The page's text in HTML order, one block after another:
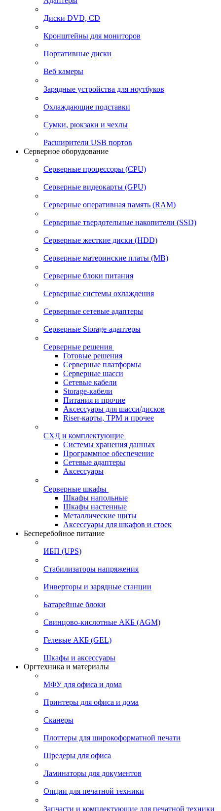
Диски DVD, CD
Кронштейны для мониторов
Портативные диски
Веб камеры
Зарядные устройства для ноутбуков
Охлаждающие подставки
Сумки, рюкзаки и чехлы
Расширители USB портов
Серверное оборудование
Серверные процессоры (CPU)
Серверные видеокарты (GPU)
Серверные оперативная память (RAM)
Серверные твердотельные накопители (SSD)
Серверные жесткие диски (HDD)
Серверные материнские платы (MB)
Серверные блоки питания
Серверные системы охлаждения
Серверные сетевые адаптеры
Серверные Storage-адаптеры
Серверные решения
Готовые решения
Серверные платформы
Серверные шасси
Сетевые кабели
Storage-кабели
Питания и прочие
Аксессуары для шасси/дисков
Riser-карты, TPM и прочее
СХД и комплектующие
Системы хранения данных
Программное обеспечение
Сетевые адаптеры
Аксессуары
Серверные шкафы
Шкафы напольные
Шкафы настенные
Металлические щиты
Аксессуары для шкафов и стоек
Бесперебойное питание
ИБП (UPS)
Стабилизаторы напряжения
Инверторы и зарядные станции
Батарейные блоки
Свинцово-кислотные АКБ (AGM)
Гелевые АКБ (GEL)
Шкафы и аксессуары
Оргтехника и материалы
МФУ для офиса и дома
Принтеры для офиса и дома
Сканеры
Плоттеры для широкоформатной печати
Шредеры для офиса
Ламинаторы для документов
Опции для печатной техники
Запчасти и комплектующие для печатной техники